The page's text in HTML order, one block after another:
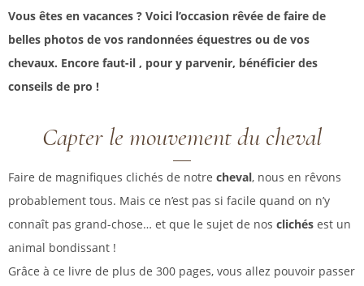
Vous êtes en vacances ? Voici l’occasion rêvée de faire de
belles photos de vos randonnées équestres ou de vos
chevaux. Encore faut-il , pour y parvenir, bénéficier des
conseils de pro !
Capter le mouvement du cheval
Faire de magnifiques clichés de notre cheval, nous en rêvons
probablement tous. Mais ce n’est pas si facile quand on n’y
connaît pas grand-chose… et que le sujet de nos clichés est un
animal bondissant !
Grâce à ce livre de plus de 300 pages, vous allez pouvoir passer